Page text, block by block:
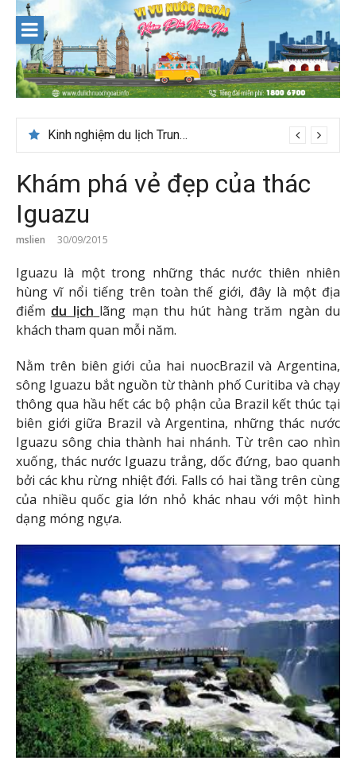
content
Du lịch Maldives – Lần đầu nên đi đâu, chơi gì?
Khám phá vẻ đẹp của thác
Iguazu
mslien 30/09/2015
Iguazu là một trong những thác nước thiên nhiên
hùng vĩ nổi tiếng trên toàn thế giới, đây là một địa
điểm du lịch lãng mạn thu hút hàng trăm ngàn du
khách tham quan mỗi năm.
Nằm trên biên giới của hai nuocBrazil và Argentina,
sông Iguazu bắt nguồn từ thành phố Curitiba và chạy
thông qua hầu hết các bộ phận của Brazil kết thúc tại
biên giới giữa Brazil và Argentina, những thác nước
Iguazu sông chia thành hai nhánh. Từ trên cao nhìn
xuống, thác nước Iguazu trắng, dốc đứng, bao quanh
bởi các khu rừng nhiệt đới. Falls có hai tầng trên cùng
của nhiều quốc gia lớn nhỏ khác nhau với một hình
dạng móng ngựa.